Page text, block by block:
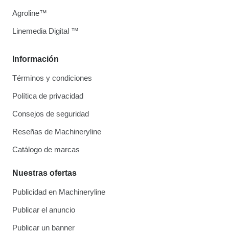
Información
Términos y condiciones
Política de privacidad
Consejos de seguridad
Reseñas de Machineryline
Catálogo de marcas
Nuestras ofertas
Publicidad en Machineryline
Publicar el anuncio
Publicar un banner
Agroline™
Linemedia Digital ™